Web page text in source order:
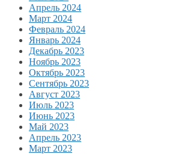
Апрель 2024
Март 2024
Февраль 2024
Январь 2024
Декабрь 2023
Ноябрь 2023
Октябрь 2023
Сентябрь 2023
Август 2023
Июль 2023
Июнь 2023
Май 2023
Апрель 2023
Март 2023